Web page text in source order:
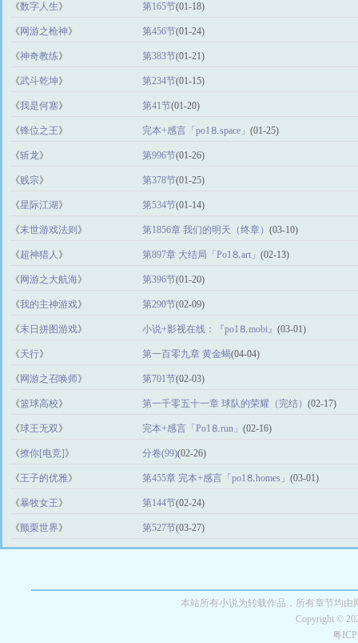
《数字人生》 第165节(01-18)
《 网游之枪神》 第456节(01-24)
《神奇教练》 第383节(01-21)
《武斗乾坤》 第234节(01-15)
《我是何塞》 第41节(01-20)
《锋位之王》 完本+感言「po1⒏space」 (01-25)
《斩龙》 第996节(01-26)
《贱宗》 第378节(01-25)
《星际江湖 》 第534节(01-14)
《末世游戏法则 》 第1856章 我们的明天（终章） (03-10)
《超神猎人 》 第897章 大结局「Рo1⒏аrt」 (02-13)
《 网游之大航海》 第396节(01-20)
《我的主神游戏》 第290节(02-09)
《末日拼图游戏》 小说+影视在线：『po1⒏mоbi』 (03-01)
《天行》 第一百零九章 黄金蝎(04-04)
《 网游之召唤师》 第701节(02-03)
《篮球高校》 第一千零五十一章 球队的荣耀（完结） (02-17)
《球王无双》 完本+感言「Рo1⒏run」 (02-16)
《撩你[电竞] 》 分卷(99)(02-26)
《王子的优雅》 第455章 完本+感言「po1⒏homes」 (03-01)
《暴牧女王》 第144节(02-24)
《颤栗世界》 第527节(03-27)
本站所有小说为转载作品，所有章节均
Copyright ©
粤